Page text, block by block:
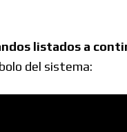
listados a
del sistema: